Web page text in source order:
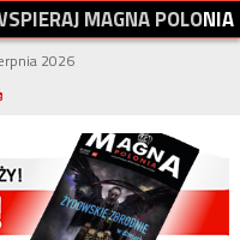
SPIERAJMAGNAPOLONIA
2026